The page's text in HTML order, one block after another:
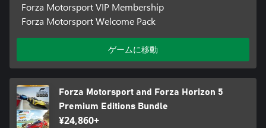
Forza Motorsport VIP Membership
Forza Motorsport Welcome Pack
ゲームに移動
Forza Motorsport and Forza Horizon 5
Premium Editions Bundle
¥24,860+